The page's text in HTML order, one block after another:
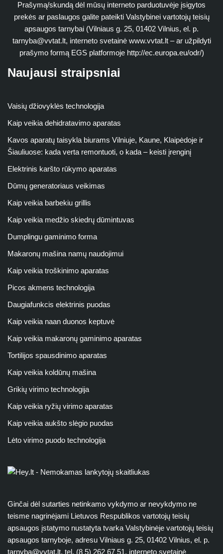
Prašymą/skundą dėl mūsų interneto parduotuvėje įsigytos
prekės ar paslaugos galite pateikti Valstybinei vartotojų teisių
apsaugos tarnybai (Vilniaus g. 25, 01402 Vilnius, el. p.
tarnyba@vvtat.lt, interneto svetainė www.vvtat.lt – ar užpildyti
prašymo formą EGS platformoje http://ec.europa.eu/odr/)
Naujausi straipsniai
Vaisių džiovyklės technologija
Kaip veikia dehidratavimo aparatas
Kavos aparatų taisykla biurams Vilniuje, Kaune, Klaipėdoje ir
Šiauliuose: kada verta remontuoti, o kada – keisti įrenginį
Elektrinis karšto rūkymo aparatas
Dūmų generatoriaus veikimas
Kaip veikia barbekiu grillis
Kaip veikia medžio skiedrų dūmintuvas
Dumplingu gaminimo forma
Makaronų mašina namų naudojimui
Kaip veikia troškinimo aparatas
Picos akmens technologija
Daugiafunkcis elektrinis puodas
Kaip veikia naan duonos keptuvė
Kaip veikia makaronų gaminimo aparatas
Tortilijos spausdinimo aparatas
Kaip veikia koldūnų mašina
Grikių virimo technologija
Kaip veikia ryžių virimo aparatas
Kaip veikia aukšto slėgio puodas
Lėto virimo puodo technologija
Ginčai dėl sutarties netinkamo vykdymo ar nevykdymo ne
teisme nagrinėjami Lietuvos Respublikos vartotojų teisių
apsaugos įstatymo nustatyta tvarka Valstybinėje vartotojų teisių
apsaugos tarnyboje, adresu Vilniaus g. 25, 01402 Vilnius, el. p.
tarnyba@vvtat.lt, tel. (8 5) 262 67 51, interneto svetainė